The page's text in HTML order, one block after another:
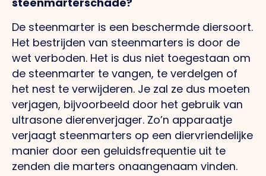
De steenmarter is een beschermde diersoort.
Het bestrijden van steenmarters is door de
wet verboden. Het is dus niet toegestaan om
de steenmarter te vangen, te verdelgen of
het nest te verwijderen. Je zal ze dus moeten
verjagen, bijvoorbeeld door het gebruik van
ultrasone dierenverjager. Zo’n apparaatje
verjaagt steenmarters op een diervriendelijke
manier door een geluidsfrequentie uit te
zenden die marters onaangenaam vinden.